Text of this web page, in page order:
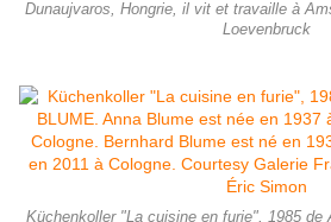
Dunaujvaros, Hongrie, il vit et travaille à
Loevenbruck
Küchenkoller "La cuisine en furie", 1985 de